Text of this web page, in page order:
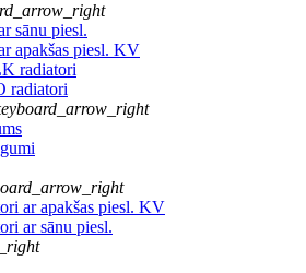
sānu piesl.
apakšas piesl. KV
radiatori
radiatori
ar apakšas piesl. KV
ar sānu piesl.